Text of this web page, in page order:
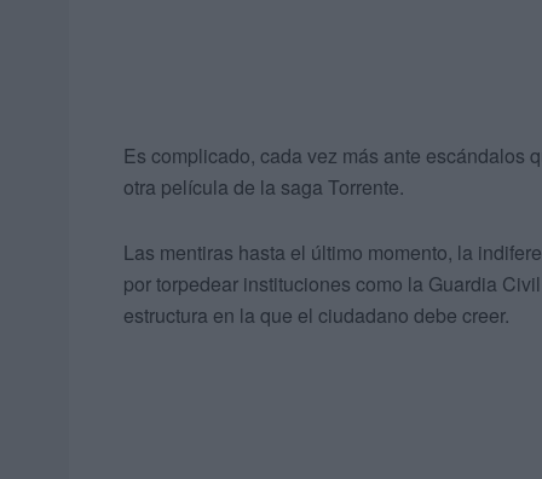
Es complicado, cada vez más ante escándalos
otra película de la saga Torrente.
Las mentiras hasta el último momento, la
por torpedear instituciones como la Guardia
estructura en la que el ciudadano debe creer.